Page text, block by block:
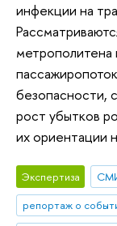
инфекции на
безопасности,
рост убытков
их ориентации
Экспертиза
репортаж о